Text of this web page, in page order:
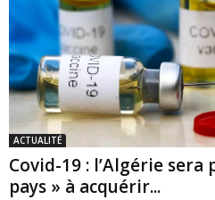
ACTUALITÉ
Covid-19 : l’Algérie
pays » à acquérir...